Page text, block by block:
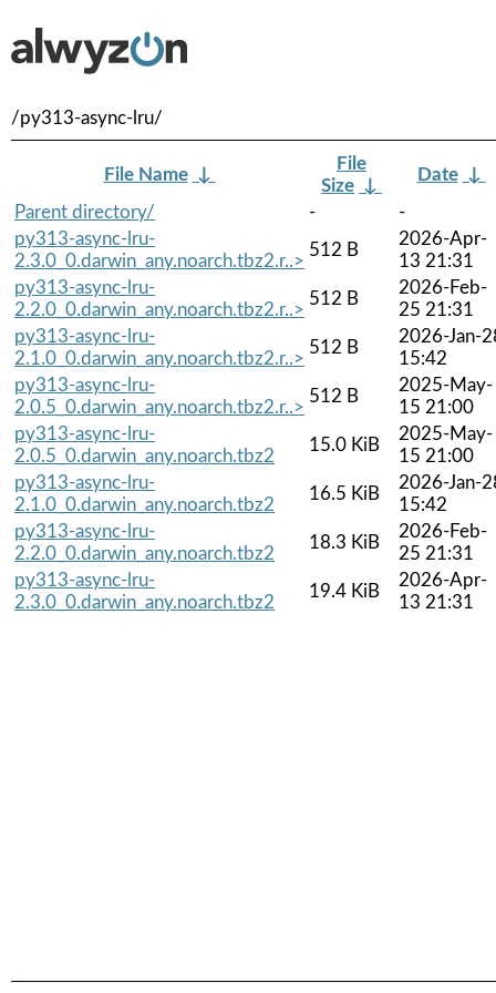
/py313-async-lru/
File Name ↓
File
Size ↓
Date ↓
Parent directory/
-
-
py313-async-lru-
2.3.0_0.darwin_any.noarch.tbz2.r..>
512 B
2026-Apr-
13 21:31
py313-async-lru-
2.2.0_0.darwin_any.noarch.tbz2.r..>
512 B
2026-Feb-
25 21:31
py313-async-lru-
2.1.0_0.darwin_any.noarch.tbz2.r..>
512 B
2026-Jan-
15:42
py313-async-lru-
2.0.5_0.darwin_any.noarch.tbz2.r..>
512 B
2025-May-
15 21:00
py313-async-lru-
2.0.5_0.darwin_any.noarch.tbz2
15.0 KiB
2025-May-
15 21:00
py313-async-lru-
2.1.0_0.darwin_any.noarch.tbz2
16.5 KiB
2026-Jan-
15:42
py313-async-lru-
2.2.0_0.darwin_any.noarch.tbz2
18.3 KiB
2026-Feb-
25 21:31
py313-async-lru-
2.3.0_0.darwin_any.noarch.tbz2
19.4 KiB
2026-Apr-
13 21:31